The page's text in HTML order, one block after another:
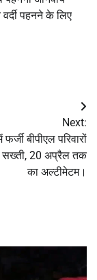
पहनने के लिए
Next:
बीपीएल परिवारों
सख्ती, 20 अप्रैल तक
का अल्टीमेटम।